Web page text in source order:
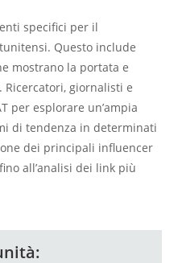
specifici per il
Questo include
mostrano la portata e
Ricercatori, giornalisti e
per esplorare un’ampia
di tendenza in determinati
dei principali influencer
all’analisi dei link più